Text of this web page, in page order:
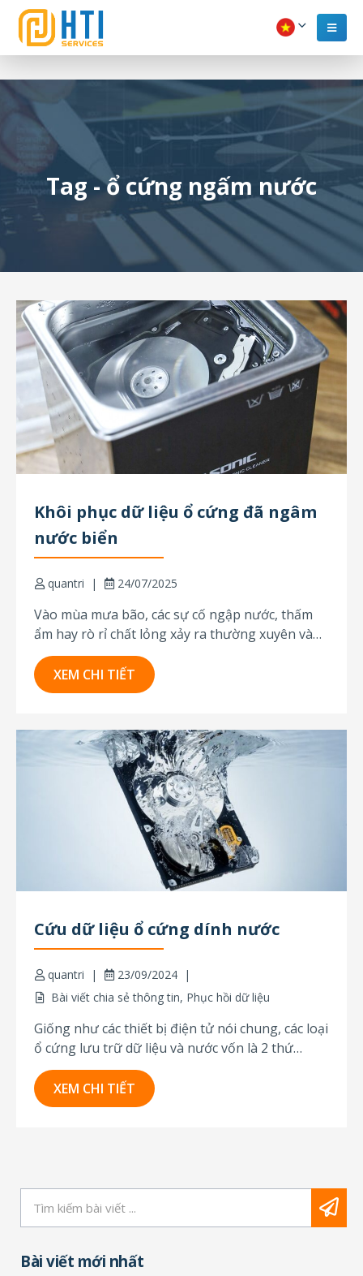
Tag - ổ cứng ngấm nước
Khôi phục dữ liệu ổ cứng đã ngâm
nước biển
quantri 24/07/2025
Vào mùa mưa bão, các sự cố ngập nước, thấm
ẩm hay rò rỉ chất lỏng xảy ra thường xuyên và
có thể gây hư hại nghiêm trọng cho thiết bị lưu
trữ dữ liệu. Hình ảnh dưới đây là một ví dụ thực
tế: ổ cứng 1TB của...
XEM CHI TIẾT
Cứu dữ liệu ổ cứng dính nước
quantri
23/09/2024
Bài viết chia sẻ thông tin, Phục hồi dữ liệu
Giống như các thiết bị điện tử nói chung, các loại
ổ cứng lưu trữ dữ liệu và nước vốn là 2 thứ
“không đội trời chung”. Cho dù là ổ cứng bị
ngập nước, dính nhẹ nước hay thậm chí ở trong
môi trường có độ ẩm cao...
XEM CHI TIẾT
Bài viết mới nhất